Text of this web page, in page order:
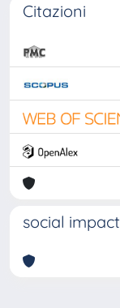
Citazioni
social impact